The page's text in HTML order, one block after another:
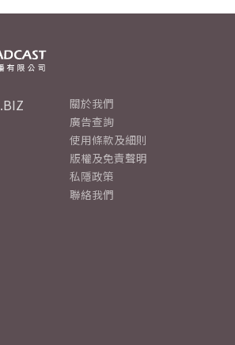
關於我們
廣告查詢
使用條款及細則
版權及免責聲明
私隱政策
聯絡我們